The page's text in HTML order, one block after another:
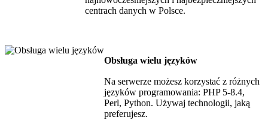
centrach danych w Polsce.
Obsługa wielu języków
Na serwerze możesz korzystać z różnych
języków programowania: PHP 5-8.4,
Perl, Python. Używaj technologii, jaką
preferujesz.